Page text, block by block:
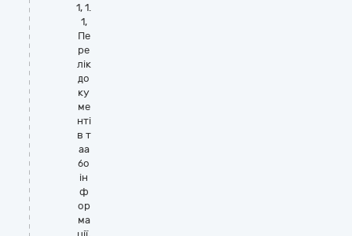
1, 1.
1,
Пе
ре
лік
до
ку
ме
нті
в т
аа
бо
ін
ф
ор
ма